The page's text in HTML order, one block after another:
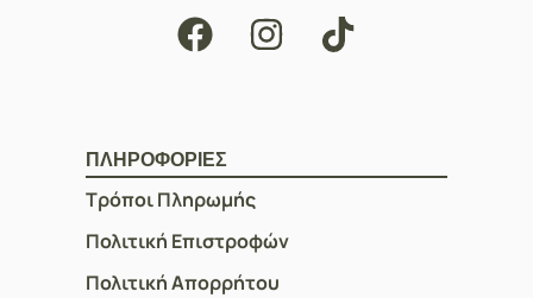
ΠΛΗΡΟΦΟΡΙΕΣ
Τρόποι Πληρωμής
Πολιτική Επιστροφών
Πολιτική Απορρήτου